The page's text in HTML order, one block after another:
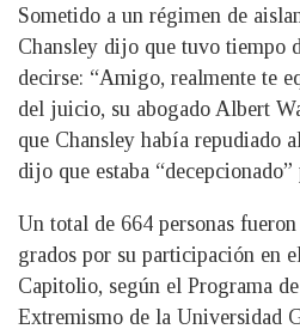
Sometido a un régimen de
Chansley dijo que tuvo tiempo
decirse: “Amigo, realmente te
del juicio, su abogado Albert
que Chansley había repudiado
dijo que estaba
Un total de 664 personas
grados por su participación en
Capitolio, según el Programa
Extremismo de la Universidad